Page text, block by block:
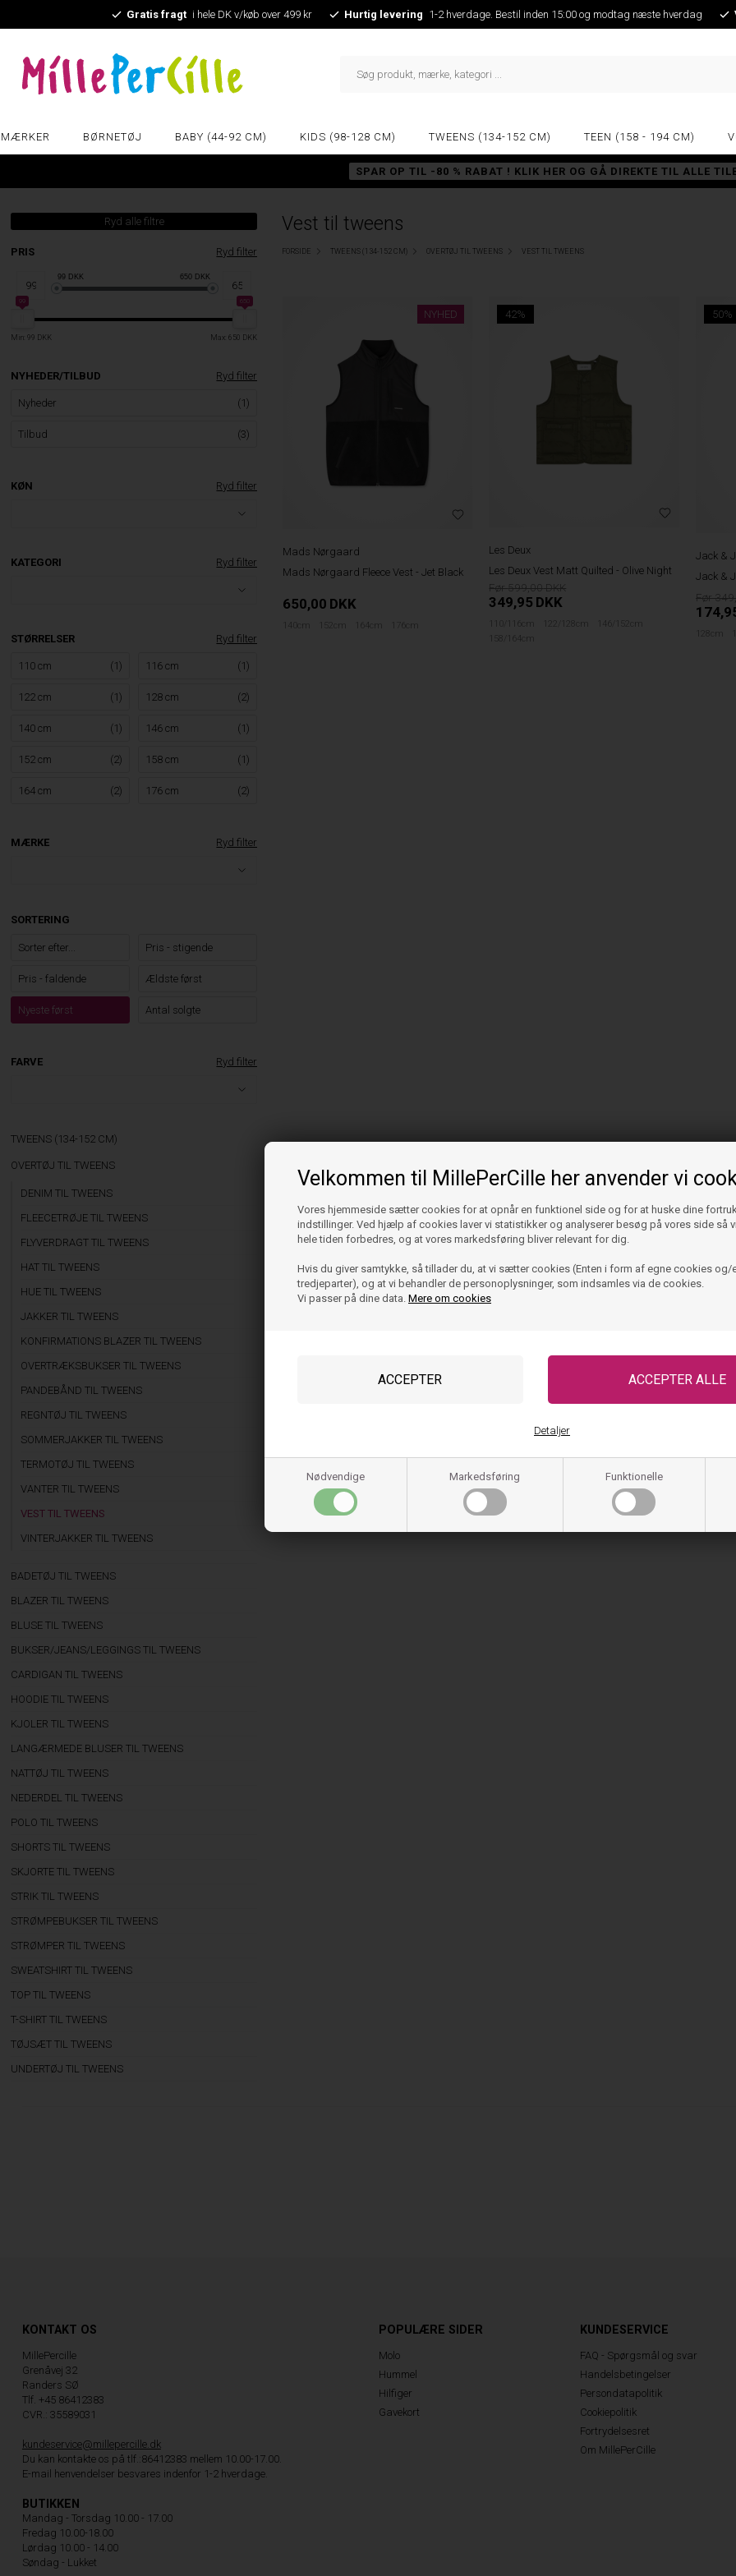
Velkommen til MillePerCille her anvender vi
Vores hjemmeside sætter cookies for at opnår en funktionel side og for at huske dine
indstillinger. Ved hjælp af cookies laver vi statistikker og analyserer besøg på vores side så
hele tiden forbedres, og at vores markedsføring bliver relevant for dig.
Hvis du giver samtykke, så tillader du, at vi sætter cookies (Enten i form af egne cookies og/
tredjeparter), og at vi behandler de personoplysninger, som indsamles via de cookies.
Vi passer på dine data. Mere om cookies
Nødvendige Markedsføring Funktionelle
Detaljer
Gratis fragt i hele DK v/køb over 499 kr Hurtig levering 1-2 hverdage. Bestil inden 15:00 og modtag næste hverdag
MÆRKER BØRNETØJ BABY (44-92 CM) KIDS (98-128 CM) TWEENS (134-152 CM) TEEN (158 - 194 CM)
SPAR OP TIL -80 % RABAT ! KLIK HER OG GÅ DIREKTE TIL ALLE
Ryd alle filtre
PRIS Ryd filter
99 DKK 650 DKK
99 650
Min: 99 DKK Max: 650 DKK
NYHEDER/TILBUD Ryd filter
Nyheder (1)
Tilbud (3)
KØN Ryd filter
KATEGORI Ryd filter
STØRRELSER Ryd filter
110 cm (1) 116 cm (1)
122 cm (1) 128 cm (2)
140 cm (1) 146 cm (1)
152 cm (2) 158 cm (1)
164 cm (2) 176 cm (2)
MÆRKE Ryd filter
SORTERING
Sorter efter... Pris - stigende
Pris - faldende Ældste først
Nyeste først Antal solgte
FARVE Ryd filter
TWEENS (134-152 CM)
OVERTØJ TIL TWEENS
DENIM TIL TWEENS
FLEECETRØJE TIL TWEENS
FLYVERDRAGT TIL TWEENS
HAT TIL TWEENS
HUE TIL TWEENS
JAKKER TIL TWEENS
KONFIRMATIONS BLAZER TIL TWEENS
OVERTRÆKSBUKSER TIL TWEENS
PANDEBÅND TIL TWEENS
REGNTØJ TIL TWEENS
SOMMERJAKKER TIL TWEENS
TERMOTØJ TIL TWEENS
VANTER TIL TWEENS
VEST TIL TWEENS
VINTERJAKKER TIL TWEENS
BADETØJ TIL TWEENS
BLAZER TIL TWEENS
BLUSE TIL TWEENS
BUKSER/JEANS/LEGGINGS TIL TWEENS
CARDIGAN TIL TWEENS
HOODIE TIL TWEENS
KJOLER TIL TWEENS
LANGÆRMEDE BLUSER TIL TWEENS
NATTØJ TIL TWEENS
NEDERDEL TIL TWEENS
POLO TIL TWEENS
SHORTS TIL TWEENS
SKJORTE TIL TWEENS
STRIK TIL TWEENS
STRØMPEBUKSER TIL TWEENS
STRØMPER TIL TWEENS
SWEATSHIRT TIL TWEENS
TOP TIL TWEENS
T-SHIRT TIL TWEENS
TØJSÆT TIL TWEENS
UNDERTØJ TIL TWEENS
Vest til tweens
FORSIDE TWEENS (134-152 CM) OVERTØJ TIL TWEENS VEST TIL TWEENS
NYHED
Mads Nørgaard
Mads Nørgaard Fleece Vest - Jet Black
650,00 DKK
140cm 152cm 164cm 176cm
42%
Les Deux
Les Deux Vest Matt Quilted - Olive Night
599,00
349,95 DKK
110/116cm 122/128cm
146/152cm
158/164cm
50%
Jack &
Jack &
128cm
KONTAKT OS
MillePercille
Grenåvej 32
Randers SØ
Tlf. +45 86412383
CVR.: 35589031
kundeservice@millepercille.dk
Du kan kontakte os på tlf.:86412383 mellem 10.00-17.00.
E-mail henvendelser besvares indenfor 1-2 hverdage.
BUTIKKEN
Mandag - Torsdag 10.00 - 17.00
Fredag 10.00-18.00
Lørdag 10.00 - 14.00
Søndag - Lukket
POPULÆRE SIDER
Molo
Hummel
Hilfiger
Gavekort
KUNDESERVICE
FAQ - Spørgsmål og svar
Handelsbetingelser
Persondatapolitik
Cookiepolitik
Fortrydelsesret
Om MillePerCille